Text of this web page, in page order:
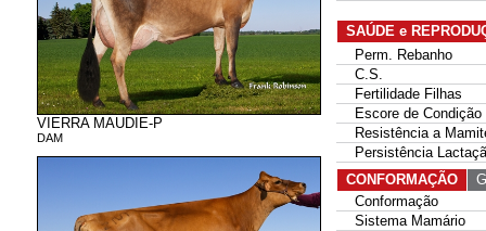
VIERRA MAUDIE-P
DAM
SAÚDE e
Perm. Rebanho
C.S.
Fertilidade Filhas
Escore de Condição
Resistência a
Persistência
CONFORMAÇÃO
Conformação
Sistema Mamário